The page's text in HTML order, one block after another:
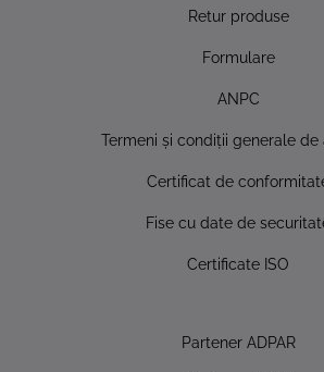
Retur produse
Formulare
ANPC
Termeni şi condiţii generale de
Certificat de
Fise cu date de
Certificate ISO
Partener ADPAR